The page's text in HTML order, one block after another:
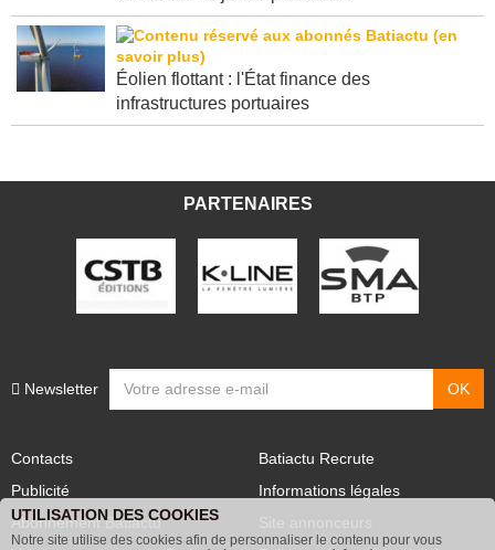
Éolien flottant : l'État finance des
Publicité
Abonnement Batiactu
Site annonceurs
UTILISATION DES COOKIES
Notre site utilise des cookies afin de personnaliser le contenu pour vous